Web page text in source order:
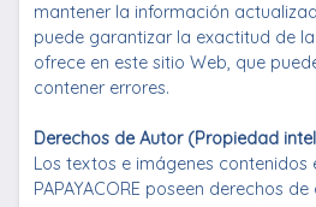
mantener la información
puede garantizar la exactitud de
ofrece en este sitio Web, que
contener errores.
Derechos de Autor (Propiedad
Los textos e imágenes contenidos
PAPAYACORE poseen derechos